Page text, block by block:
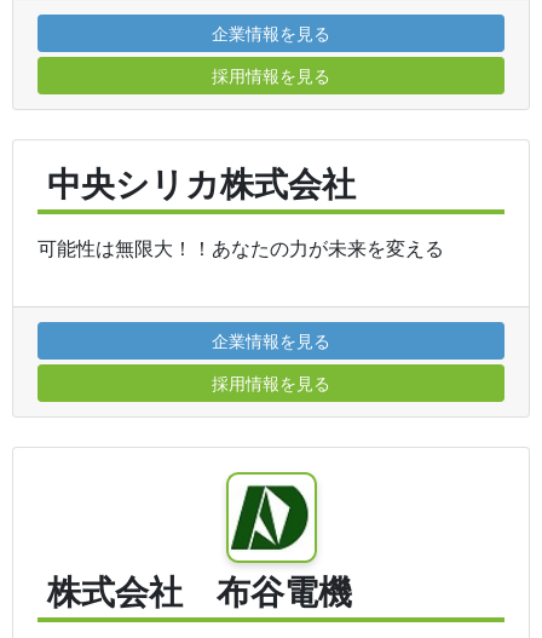
企業情報を見る
採用情報を見る
中央シリカ株式会社
可能性は無限大！！あなたの力が未来を変える
企業情報を見る
採用情報を見る
株式会社 布谷電機